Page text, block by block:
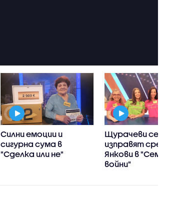
Силни емоции и
сигурна сума в
"Сделка или не"
Щурачеви се
изправят срещу
Янкови в "Семейни
войни"